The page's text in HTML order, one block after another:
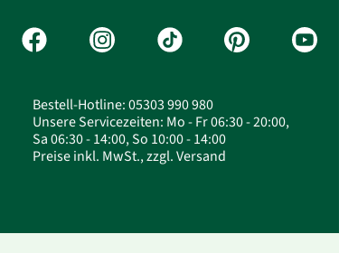
Bestell-Hotline: 05303 990 980
Unsere Servicezeiten: Mo - Fr 06:30 - 20:00,
Sa 06:30 - 14:00, So 10:00 - 14:00
Preise inkl. MwSt., zzgl. Versand